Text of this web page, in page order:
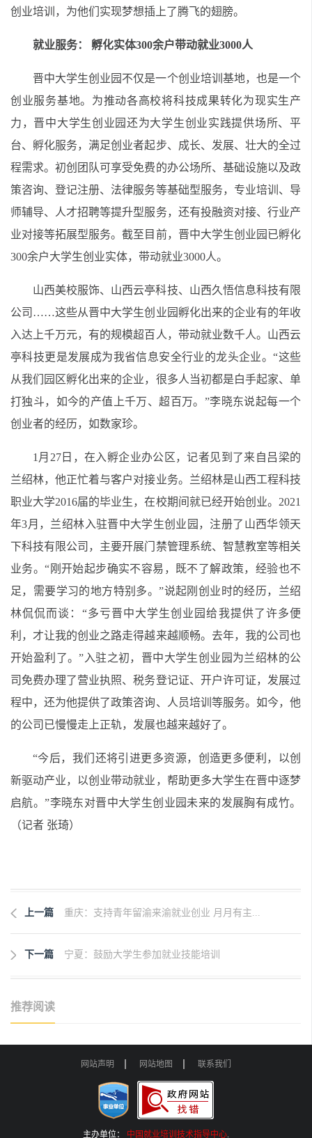
创业培训，为他们实现梦想插上了腾飞的翅膀。
就业服务： 孵化实体300余户带动就业3000人
晋中大学生创业园不仅是一个创业培训基地，也是一个
创业服务基地。为推动各高校将科技成果转化为现实生产
力，晋中大学生创业园还为大学生创业实践提供场所、平
台、孵化服务，满足创业者起步、成长、发展、壮大的全过
程需求。初创团队可享受免费的办公场所、基础设施以及政
策咨询、登记注册、法律服务等基础型服务，专业培训、导
师辅导、人才招聘等提升型服务，还有投融资对接、行业产
业对接等拓展型服务。截至目前，晋中大学生创业园已孵化
300余户大学生创业实体，带动就业3000人。
山西美校服饰、山西云亭科技、山西久悟信息科技有限
公司……这些从晋中大学生创业园孵化出来的企业有的年收
入达上千万元，有的规模超百人，带动就业数千人。山西云
亭科技更是发展成为我省信息安全行业的龙头企业。“这些
从我们园区孵化出来的企业，很多人当初都是白手起家、单
打独斗，如今的产值上千万、超百万。”李晓东说起每一个
创业者的经历，如数家珍。
1月27日，在入孵企业办公区，记者见到了来自吕梁的
兰绍林，他正忙着与客户对接业务。兰绍林是山西工程科技
职业大学2016届的毕业生，在校期间就已经开始创业。2021
年3月，兰绍林入驻晋中大学生创业园，注册了山西华领天
下科技有限公司，主要开展门禁管理系统、智慧教室等相关
业务。“刚开始起步确实不容易，既不了解政策，经验也不
足，需要学习的地方特别多。”说起刚创业时的经历，兰绍
林侃侃而谈：“多亏晋中大学生创业园给我提供了许多便
利，才让我的创业之路走得越来越顺畅。去年，我的公司也
开始盈利了。”入驻之初，晋中大学生创业园为兰绍林的公
司免费办理了营业执照、税务登记证、开户许可证，发展过
程中，还为他提供了政策咨询、人员培训等服务。如今，他
的公司已慢慢走上正轨，发展也越来越好了。
“今后，我们还将引进更多资源，创造更多便利，以创
新驱动产业，以创业带动就业，帮助更多大学生在晋中逐梦
启航。”李晓东对晋中大学生创业园未来的发展胸有成竹。
（记者 张琦）
上一篇 重庆：支持青年留渝来渝就业创业 月月有主...
下一篇 宁夏：鼓励大学生参加就业技能培训
推荐阅读
网站声明 网站地图 联系我们
主办单位： 中国就业培训技术指导中心.